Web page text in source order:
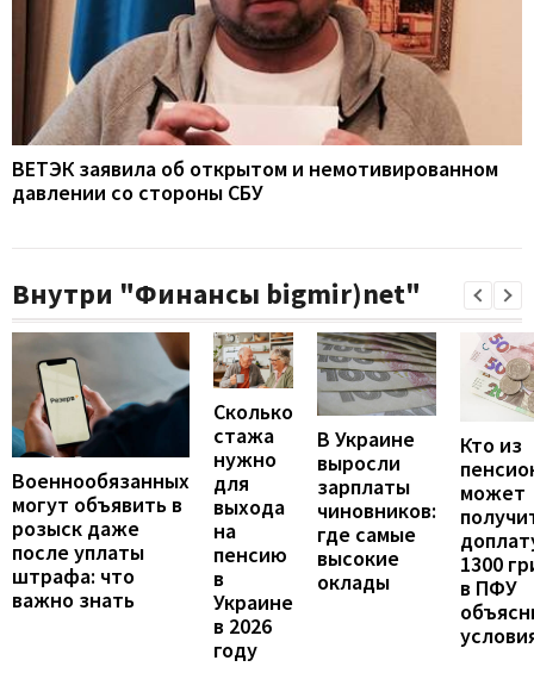
ВЕТЭК заявила об открытом и немотивированном
давлении со стороны СБУ
Внутри "Финансы bigmir)net"
Военнообязанных
могут объявить в
розыск даже
после уплаты
штрафа: что
важно знать
Сколько
стажа
нужно
для
выхода
на
пенсию
в
Украине
в 2026
году
В Украине
выросли
зарплаты
чиновников:
где самые
высокие
оклады
Кто из
может
1300
в ПФУ